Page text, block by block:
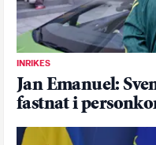
INRIKES
Jan Emanuel:
fastnat i